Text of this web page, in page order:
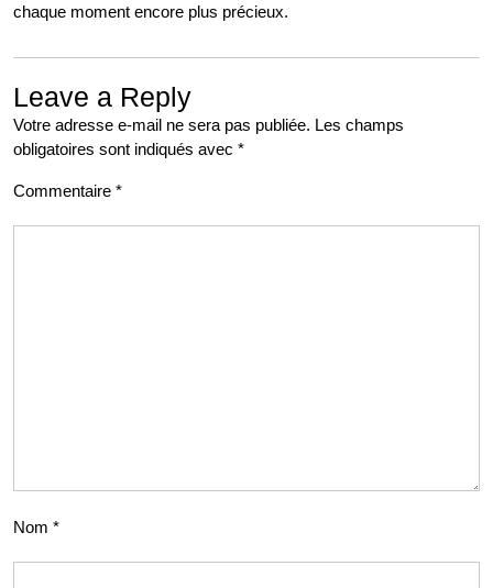
chaque moment encore plus précieux.
Leave a Reply
Votre adresse e-mail ne sera pas publiée. Les champs
obligatoires sont indiqués avec *
Commentaire *
Nom *